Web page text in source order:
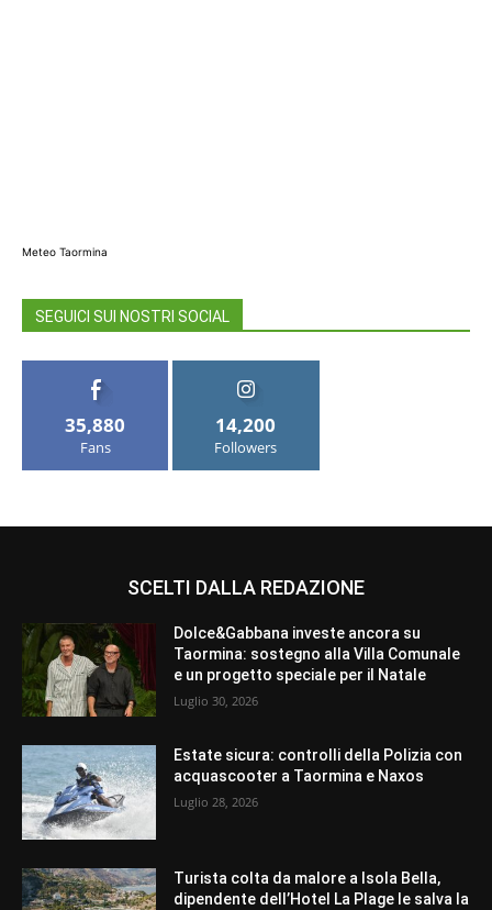
Meteo Taormina
SEGUICI SUI NOSTRI SOCIAL
35,880
Fans
14,200
Followers
SCELTI DALLA REDAZIONE
Dolce&Gabbana investe ancora su
Taormina: sostegno alla Villa Comunale
e un progetto speciale per il Natale
Luglio 30, 2026
Estate sicura: controlli della Polizia con
acquascooter a Taormina e Naxos
Luglio 28, 2026
Turista colta da malore a Isola Bella,
dipendente dell’Hotel La Plage le salva la